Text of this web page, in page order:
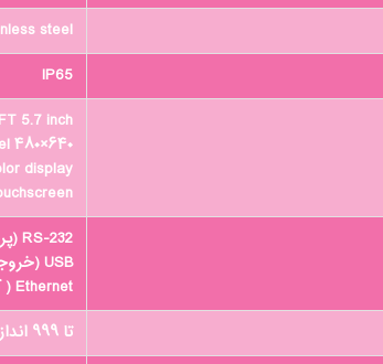
steel
IP65
5.7 inch
۶۴۰×۴۸۰ pixel
display
RS-232 (پرینتر)
USB (خروجی داده و آپدیت دستگاه)
Ethernet ( کنترل از راه دور و LIMS)
تا ۹۹۹ اندازه گیری